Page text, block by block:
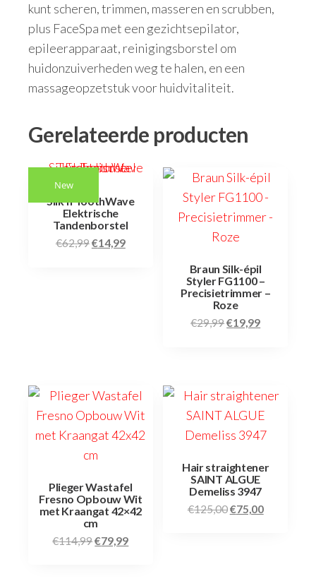
kunt scheren, trimmen, masseren en scrubben,
plus FaceSpa met een gezichtsepilator,
epileerapparaat, reinigingsborstel om
huidonzuiverheden weg te halen, en een
massageopzetstuk voor huidvitaliteit.
Gerelateerde producten
New
Silk’n ToothWave
Elektrische
Tandenborstel
€62,99€14,99
Braun Silk-épil
Styler FG1100 –
Precisietrimmer –
Roze
€29,99€19,99
Plieger Wastafel
Fresno Opbouw Wit
met Kraangat 42×42
cm
€114,99€79,99
Hair straightener
SAINT ALGUE
Demeliss 3947
€125,00€75,00